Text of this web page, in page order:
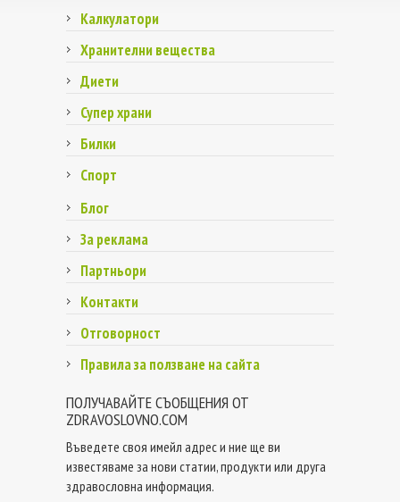
Калкулатори
Хранителни вещества
Диети
Супер храни
Билки
Спорт
Блог
За реклама
Партньори
Контакти
Отговорност
Правила за ползване на сайта
ПОЛУЧАВАЙТЕ СЪОБЩЕНИЯ ОТ
ZDRAVOSLOVNO.COM
Въведете своя имейл адрес и ние ще ви
известяваме за нови статии, продукти или друга
здравословна информация.